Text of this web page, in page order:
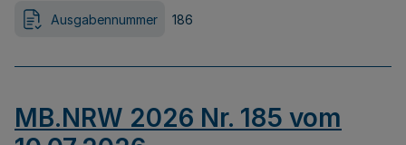
Ausgabennummer 186
MB.NRW 2026 Nr. 185 vom